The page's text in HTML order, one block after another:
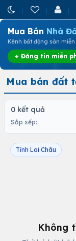
Mua Bán Nhà
Kênh bất động sản
+ Đăng tin miễn
Mua bán đất
0 kết quả
Sắp xếp:
Tỉnh Lai Châu
Không